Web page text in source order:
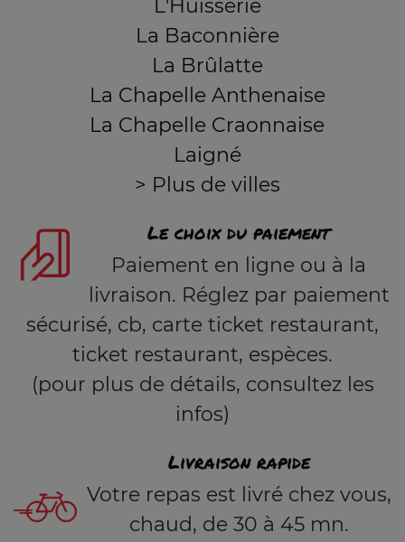
L'Huisserie
La Baconnière
La Brûlatte
La Chapelle Anthenaise
La Chapelle Craonnaise
Laigné
> Plus de villes
Le choix du paiement
Paiement en ligne ou à la
livraison. Réglez par paiement
sécurisé, cb, carte ticket restaurant,
ticket restaurant, espèces.
(pour plus de détails, consultez les
infos)
Livraison rapide
Votre repas est livré chez vous,
chaud, de 30 à 45 mn.